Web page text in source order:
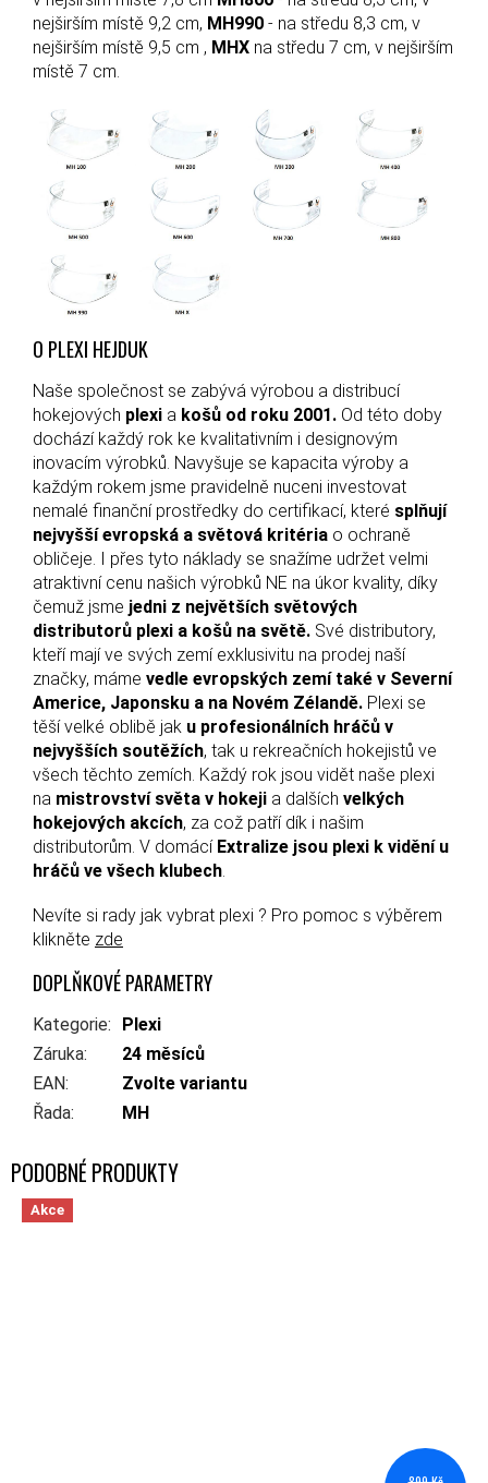
nejširším místě 9,2 cm, MH990 - na středu 8,3 cm, v
nejširším místě 9,5 cm , MHX na středu 7 cm, v nejširším
místě 7 cm.
O PLEXI HEJDUK
Naše společnost se zabývá výrobou a distribucí
hokejových plexi a košů od roku 2001. Od této doby
dochází každý rok ke kvalitativním i designovým
inovacím výrobků. Navyšuje se kapacita výroby a
každým rokem jsme pravidelně nuceni investovat
nemalé finanční prostředky do certifikací, které splňují
nejvyšší evropská a světová kritéria o ochraně
obličeje. I přes tyto náklady se snažíme udržet velmi
atraktivní cenu našich výrobků NE na úkor kvality, díky
čemuž jsme jedni z největších světových
distributorů plexi a košů na světě. Své distributory,
kteří mají ve svých zemí exklusivitu na prodej naší
značky, máme vedle evropských zemí také v Severní
Americe, Japonsku a na Novém Zélandě. Plexi se
těší velké oblibě jak u profesionálních hráčů v
nejvyšších soutěžích, tak u rekreačních hokejistů ve
všech těchto zemích. Každý rok jsou vidět naše plexi
na mistrovství světa v hokeji a dalších velkých
hokejových akcích, za což patří dík i našim
distributorům. V domácíExtralize jsou plexi k vidění u
hráčů ve všech klubech.
Nevíte si rady jak vybrat plexi ? Pro pomoc s výběrem
klikněte zde
DOPLŇKOVÉ PARAMETRY
Kategorie:
Plexi
Záruka:
24 měsíců
EAN:
Zvolte variantu
Řada: MH
Akce